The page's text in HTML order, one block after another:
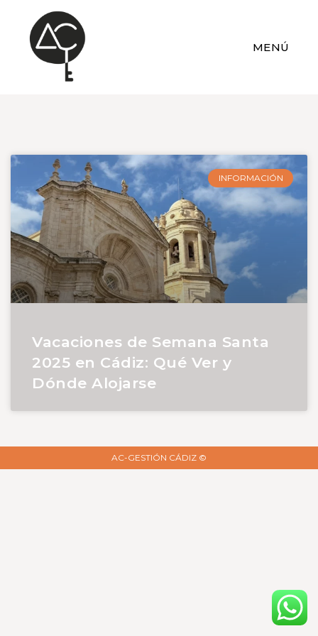
MENÚ
INFORMACIÓN
Vacaciones de Semana Santa
2025 en Cádiz: Qué Ver y
Dónde Alojarse
AC-GESTIÓN CÁDIZ ©